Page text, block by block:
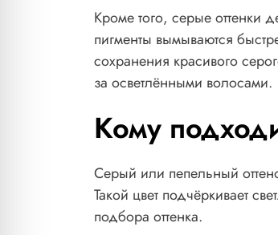
Кроме того, серые оттенки
пигменты вымываются
сохранения красивого
за осветлёнными волосами.
Кому
Серый или пепельный
Такой цвет подчёркивает
подбора оттенка.